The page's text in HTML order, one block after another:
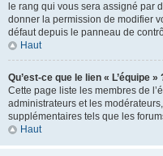
le rang qui vous sera assigné par
donner la permission de modifier
défaut depuis le panneau de
Haut
Qu’est-ce que le lien « L’équipe »
Cette page liste les membres de
administrateurs et les
supplémentaires tels que les
Haut